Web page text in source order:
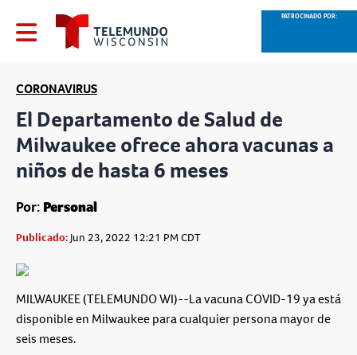
PATROCINADO POR:
CORONAVIRUS
El Departamento de Salud de
Milwaukee ofrece ahora vacunas a
niños de hasta 6 meses
Por: Personal
Publicado:Jun 23, 2022 12:21 PM CDT
MILWAUKEE (TELEMUNDO WI)--La vacuna COVID-19 ya está
disponible en Milwaukee para cualquier persona mayor de
seis meses.